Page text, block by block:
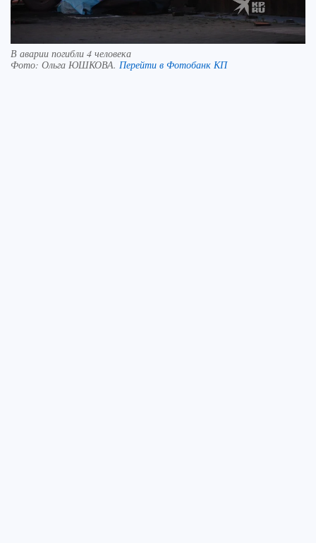
В аварии погибли 4 человека
Фото: Ольга ЮШКОВА. Перейти в Фотобанк КП